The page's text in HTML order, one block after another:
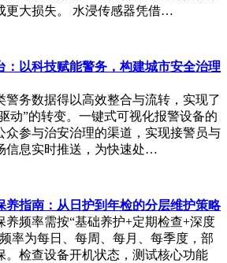
更大损失。 水浸传感器凭借…
：以科技赋能警务，构建城市安全治理
警务数据得以高效整合与流转，实现了
动”的转变。一键式可视化报警设备的
众参与治安治理的渠道，实现接警员与
信息实时推送，为快速处…
养指南：从日护到年检的分层维护策略
养频率需按“基础养护+定期检查+深度
率为每日、每周、每月、每季度，部
。检查设备开机状态，测试核心功能